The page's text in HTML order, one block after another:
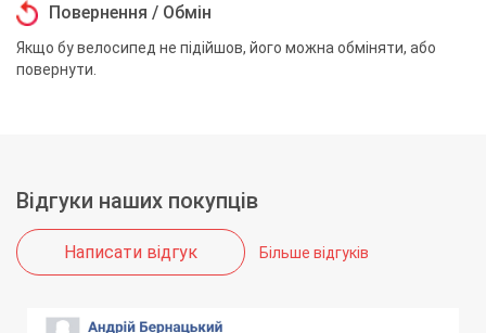
Повернення / Обмін
Якщо бу велосипед не підійшов, його можна обміняти, або
повернути.
Відгуки наших покупців
Написати відгук Більше відгуків